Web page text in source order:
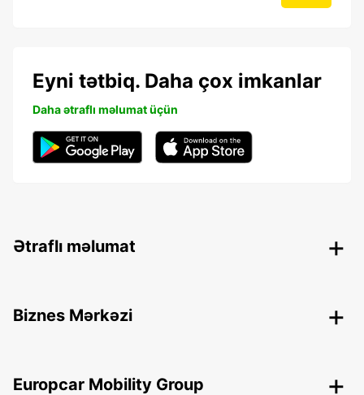
Eyni tətbiq. Daha çox imkanlar
Daha ətraflı məlumat üçün
Ətraflı məlumat
Biznes Mərkəzi
Europcar Mobility Group